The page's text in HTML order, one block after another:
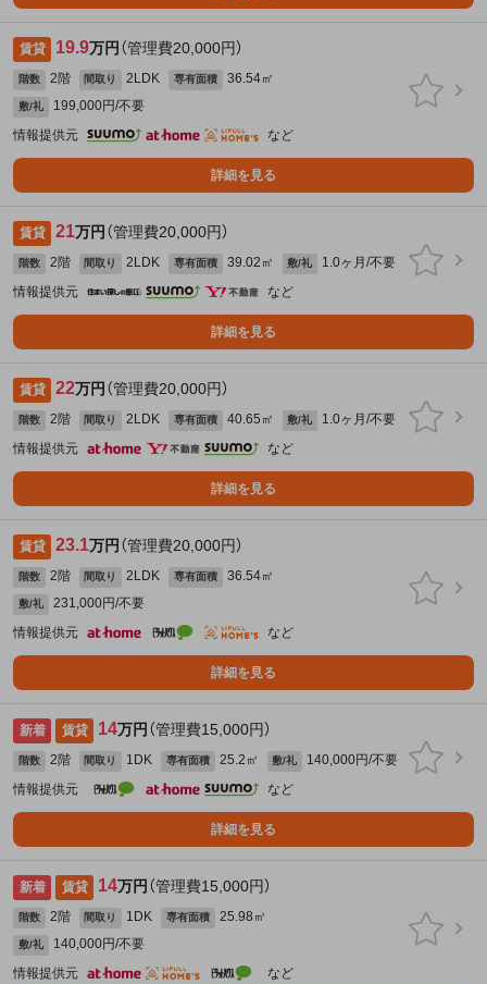
賃貸 19.9万円 （管理費20,000円）
階数 2階 間取り 2LDK 専有面積 36.54㎡
敷/礼
199,000円/不要
情報提供元
など
詳細を見る
賃貸 21万円 （管理費20,000円）
階数 2階 間取り 2LDK 専有面積 39.02㎡ 敷/礼
1.0ヶ月/不要
情報提供元
など
詳細を見る
賃貸 22万円 （管理費20,000円）
階数 2階 間取り 2LDK 専有面積 40.65㎡ 敷/礼
1.0ヶ月/不要
情報提供元
など
詳細を見る
賃貸 23.1万円 （管理費20,000円）
階数 2階 間取り 2LDK 専有面積 36.54㎡
敷/礼
231,000円/不要
情報提供元
など
詳細を見る
新着 賃貸 14万円 （管理費15,000円）
階数 2階 間取り 1DK 専有面積 25.2㎡ 敷/礼
140,000円/不要
情報提供元
など
詳細を見る
新着 賃貸 14万円 （管理費15,000円）
階数 2階 間取り 1DK 専有面積 25.98㎡
敷/礼
140,000円/不要
情報提供元
など